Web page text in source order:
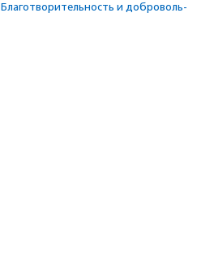
Благотвори­тель­ность и доброволь­